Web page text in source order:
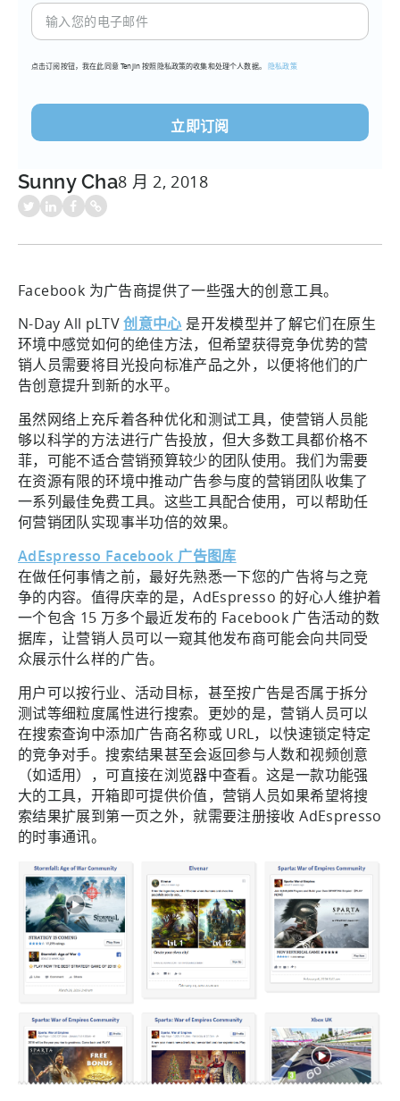
输
入
的
子
邮
(必
须填
写）
点击订阅按钮，我在此同意 Tenjin 按照隐私政策的收集和处理个人数据。隐私政策
Sunny Cha8 月 2, 2018
Facebook 为广告商提供了一些强大的创意工具。
N-Day All pLTV创意中心 是开发模型并了解它们在原生
环境中感觉如何的绝佳方法，但希望获得竞争优势的营
销人员需要将目光投向标准产品之外，以便将他们的广
告创意提升到新的水平。
虽然网络上充斥着各种优化和测试工具，使营销人员能
够以科学的方法进行广告投放，但大多数工具都价格不
菲，可能不适合营销预算较少的团队使用。我们为需要
在资源有限的环境中推动广告参与度的营销团队收集了
一系列最佳免费工具。这些工具配合使用，可以帮助任
何营销团队实现事半功倍的效果。
AdEspresso Facebook 广告图库
在做任何事情之前，最好先熟悉一下您的广告将与之竞
争的内容。值得庆幸的是，AdEspresso 的好心人维护着
一个包含 15 万多个最近发布的 Facebook 广告活动的数
据库，让营销人员可以一窥其他发布商可能会向共同受
众展示什么样的广告。
用户可以按行业、活动目标，甚至按广告是否属于拆分
测试等细粒度属性进行搜索。更妙的是，营销人员可以
在搜索查询中添加广告商名称或 URL，以快速锁定特定
的竞争对手。搜索结果甚至会返回参与人数和视频创意
（如适用），可直接在浏览器中查看。这是一款功能强
大的工具，开箱即可提供价值，营销人员如果希望将搜
索结果扩展到第一页之外，就需要注册接收 AdEspresso
的时事通讯。